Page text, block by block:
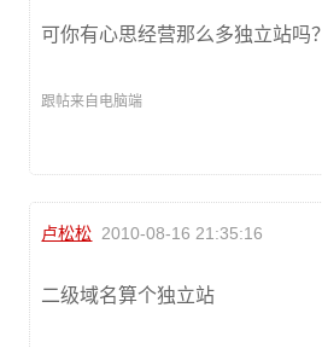
可你有心思经营那么多独立站吗？
跟帖来自电脑端
卢松松 2010-08-16 21:35:16
二级域名算个独立站